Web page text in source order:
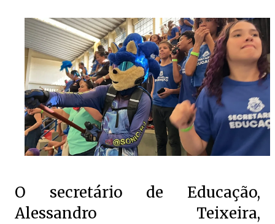
O secretário de Educação,
Alessandro Teixeira,